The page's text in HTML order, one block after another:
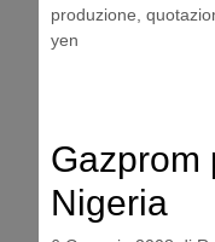
produzione
yen
Gazprom
Nigeria